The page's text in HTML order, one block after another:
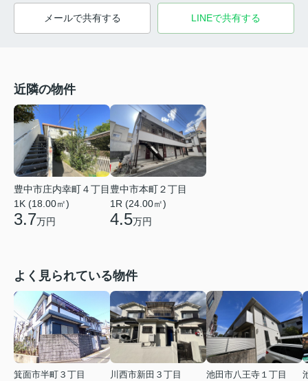
メールで共有する LINEで共有する
近隣の物件
豊中市庄内幸町４丁目
1K (18.00㎡)
3.7万円
豊中市本町２丁目
1R (24.00㎡)
4.5万円
よく見られている物件
箕面市半町３丁目
川西市新田３丁目
池田市八王寺１丁目